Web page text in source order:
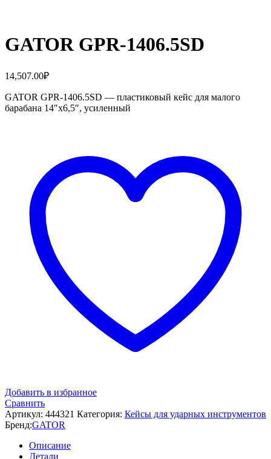
GATOR GPR-1406.5SD
14,507.00₽
GATOR GPR-1406.5SD — пластиковый кейс для малого
барабана 14″х6,5″, усиленный
Добавить в избранное
Сравнить
Артикул: 444321 Категория: Кейсы для ударных инструментов
Бренд:GATOR
Описание
Детали